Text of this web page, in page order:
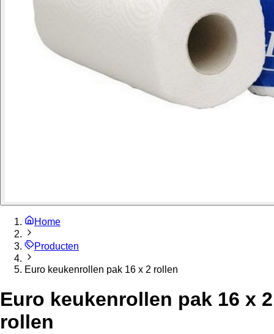
Home
Producten
Euro keukenrollen pak 16 x 2 rollen
Euro keukenrollen pak 16 x 2
rollen